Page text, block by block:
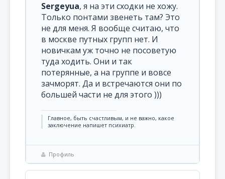
Sergeyua, я на эти сходки не хожу.
Только понтами звенеть там? Это
не для меня. Я вообще считаю, что
в москве путных групп нет. И
новичкам уж точно не посоветую
туда ходить. Они и так
потерянные, а на группе и вовсе
зачморят. Да и встречаются они по
большей части не для этого )))
Главное, быть счастливым, и не важно, какое
заключение напишет психиатр.
Профиль